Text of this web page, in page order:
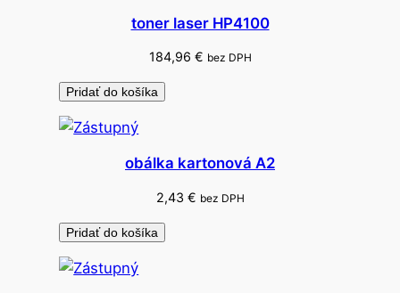
g
a
r
toner laser HP4100
184,96 € bez DPH
Pridať do košíka
obálka kartonová A2
2,43 € bez DPH
Pridať do košíka